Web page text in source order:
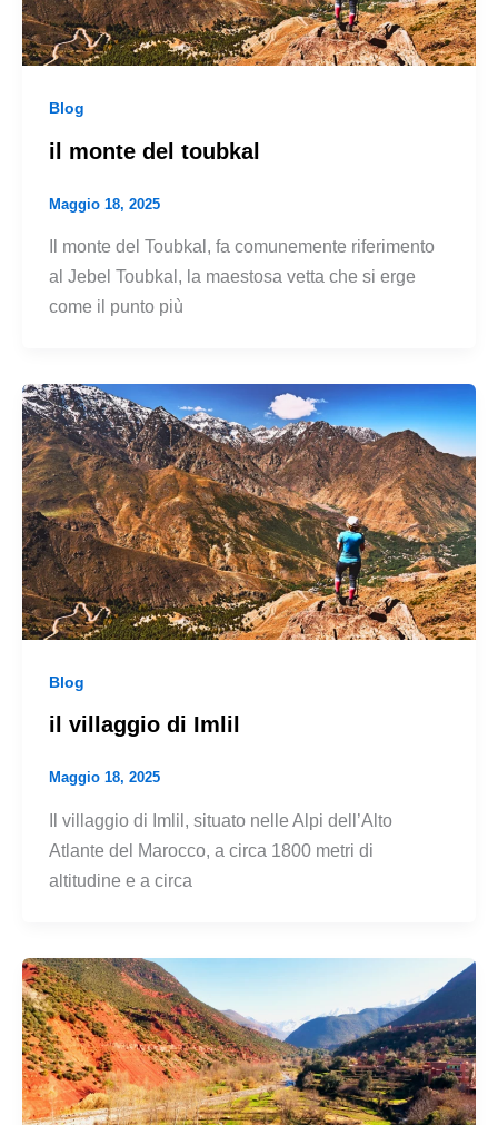
Blog
il monte del toubkal
Maggio 18, 2025
Il monte del Toubkal, fa comunemente riferimento
al Jebel Toubkal, la maestosa vetta che si erge
come il punto più
Blog
il villaggio di Imlil
Maggio 18, 2025
Il villaggio di Imlil, situato nelle Alpi dell’Alto
Atlante del Marocco, a circa 1800 metri di
altitudine e a circa